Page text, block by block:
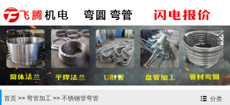


分类
首页 >> 弯管加工 >> 不锈钢管弯管